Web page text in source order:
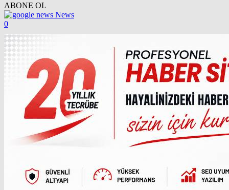
ABONE OL
News
0